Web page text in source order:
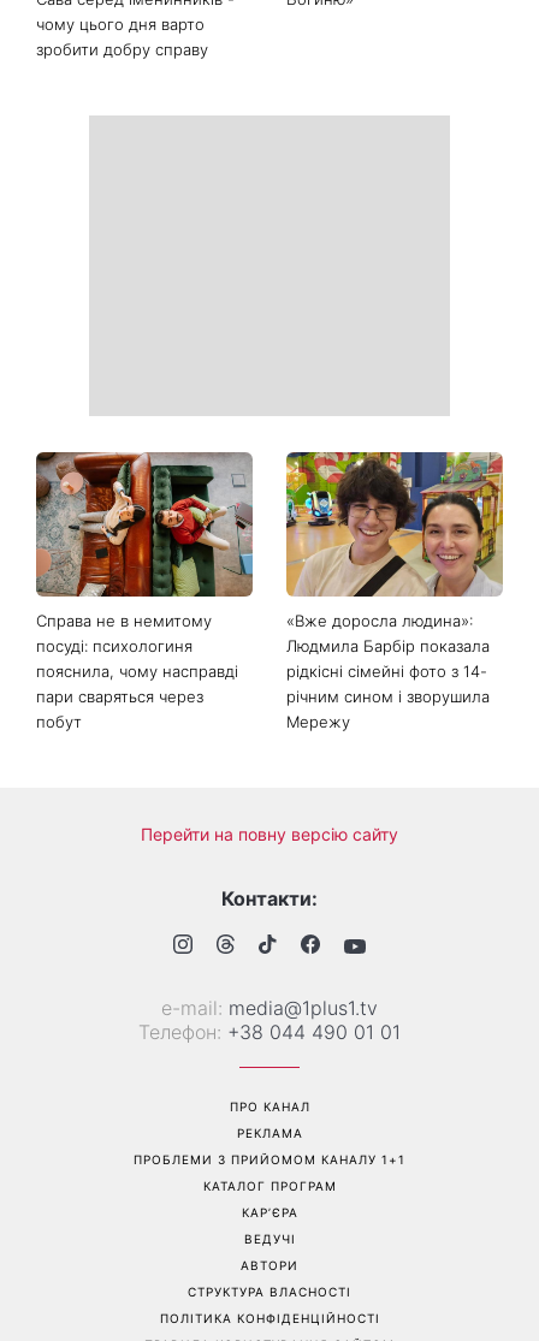
чому цього дня варто
зробити добру справу
Справа не в немитому
посуді: психологиня
пояснила, чому насправді
пари сваряться через
побут
«Вже доросла людина»:
Людмила Барбір показала
рідкісні сімейні фото з 14-
річним сином і зворушила
Мережу
Перейти на повну версію сайту
Контакти:
е-mail: media@1plus1.tv
Телефон: +38 044 490 01 01
ПРО КАНАЛ
РЕКЛАМА
ПРОБЛЕМИ З ПРИЙОМОМ КАНАЛУ 1+1
КАТАЛОГ ПРОГРАМ
КАР’ЄРА
ВЕДУЧІ
АВТОРИ
СТРУКТУРА ВЛАСНОСТІ
ПОЛІТИКА КОНФІДЕНЦІЙНОСТІ